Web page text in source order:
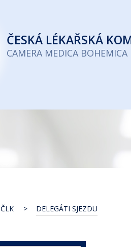
ČESKÁ LÉKAŘSKÁ
CAMERA MEDICA BOHEMICA
ČLK DELEGÁTI SJEZDU